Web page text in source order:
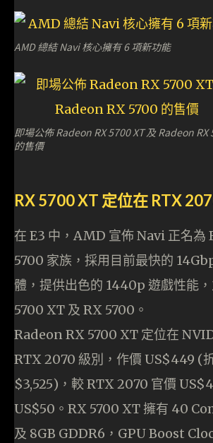
AMD 總結 Navi 核心擁有 6 項新功能
即場公佈 Radeon RX 5700 XT 及 Radeon RX
的售價
RX 5700 XT 定位在 RTX
在 E3 中，AMD 宣佈 Navi 正名為
5700 家族，採用目前最快的
體，提供出色的 1440p 遊戲性能
5700 XT 及 RX 5700。
Radeon RX 5700 XT 定位在
RTX 2070 級別，作價 US$449 (
$3,525)，較 RTX 2070 官價
US$50。RX 5700 XT 擁有 40
及 8GB GDDR6，GPU Boost